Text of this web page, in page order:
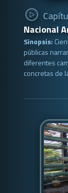
Nacional
Sinopsis:
públicas
diferentes
concretas de